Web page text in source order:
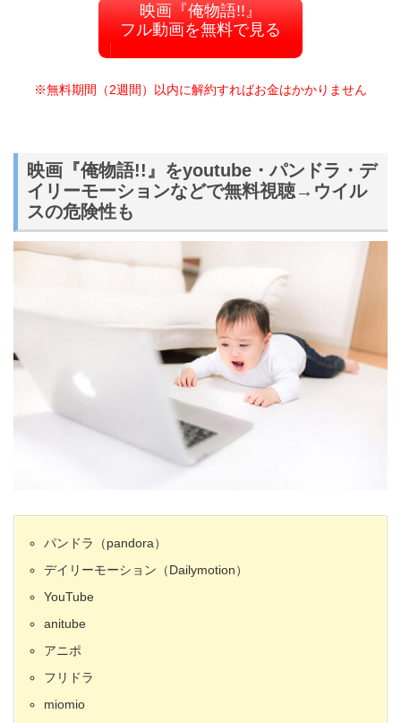
映画『俺物語!!』
フル動画を無料で見る
※無料期間（2週間）以内に解約すればお金はかかりません
映画『俺物語!!』をyoutube・パンドラ・デ
イリーモーションなどで無料視聴→ウイル
スの危険性も
パンドラ（pandora）
デイリーモーション（Dailymotion）
YouTube
anitube
アニポ
フリドラ
miomio